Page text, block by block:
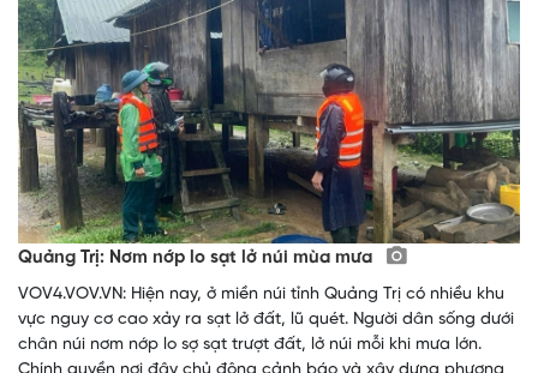
Quảng Trị: Nơm nớp lo sạt lở núi mùa mưa
VOV4.VOV.VN: Hiện nay, ở miền núi tỉnh Quảng Trị có nhiều khu
vực nguy cơ cao xảy ra sạt lở đất, lũ quét. Người dân sống dưới
chân núi nơm nớp lo sợ sạt trượt đất, lở núi mỗi khi mưa lớn.